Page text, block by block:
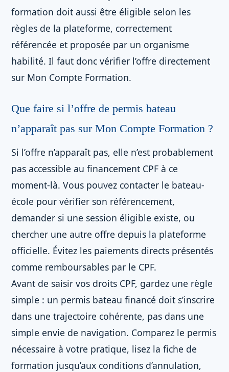
formation doit aussi être éligible selon les
règles de la plateforme, correctement
référencée et proposée par un organisme
habilité. Il faut donc vérifier l’offre directement
sur Mon Compte Formation.
Que faire si l’offre de permis bateau
n’apparaît pas sur Mon Compte Formation ?
Si l’offre n’apparaît pas, elle n’est probablement
pas accessible au financement CPF à ce
moment-là. Vous pouvez contacter le bateau-
école pour vérifier son référencement,
demander si une session éligible existe, ou
chercher une autre offre depuis la plateforme
officielle. Évitez les paiements directs présentés
comme remboursables par le CPF.
Avant de saisir vos droits CPF, gardez une règle
simple : un permis bateau financé doit s’inscrire
dans une trajectoire cohérente, pas dans une
simple envie de navigation. Comparez le permis
nécessaire à votre pratique, lisez la fiche de
formation jusqu’aux conditions d’annulation,